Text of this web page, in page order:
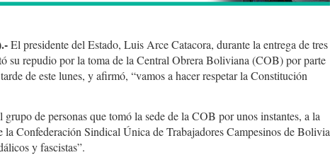
El presidente del Estado, Luis Arce Catacora, durante la entrega de tres
su repudio por la toma de la Central Obrera Boliviana (COB) por parte
de este lunes, y afirmó, “vamos a hacer respetar la Constitución
de personas que tomó la sede de la COB por unos instantes, a la
la Confederación Sindical Única de Trabajadores Campesinos de Bolivia
y fascistas”.